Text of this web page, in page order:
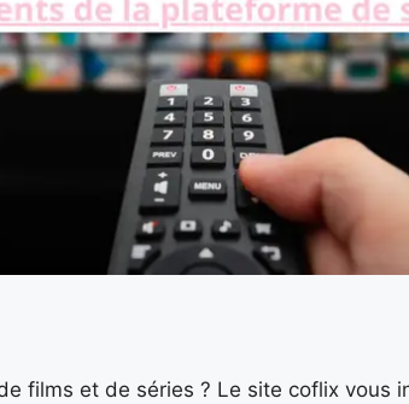
films et de séries ? Le site coflix vous